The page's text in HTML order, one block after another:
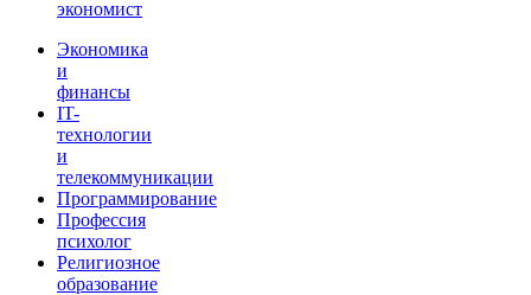
экономист
Экономика
и
финансы
IT-
технологии
и
телекоммуникации
Программирование
Профессия
психолог
Религиозное
образование